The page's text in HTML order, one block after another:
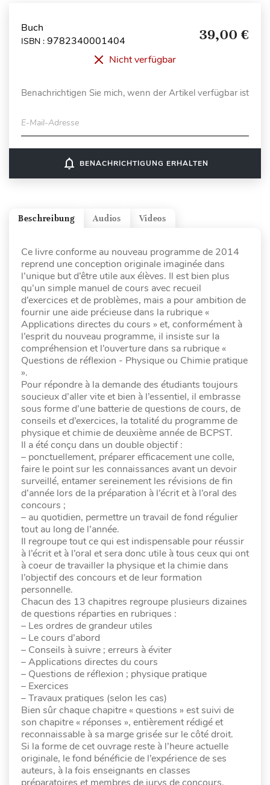
Buch
ISBN : 9782340001404 39,00 €
Nicht verfügbar
Benachrichtigen Sie mich, wenn der Artikel verfügbar ist
E-Mail-Adresse
notifications_none BENACHRICHTIGUNG ERHALTEN
Videos
Audios
Beschreibung
Ce livre conforme au nouveau programme de 2014
reprend une conception originale imaginée dans
l’unique but d’être utile aux élèves. Il est bien plus
qu’un simple manuel de cours avec recueil
d’exercices et de problèmes, mais a pour ambition de
fournir une aide précieuse dans la rubrique «
Applications directes du cours » et, conformément à
l’esprit du nouveau programme, il insiste sur la
compréhension et l’ouverture dans sa rubrique «
Questions de réflexion - Physique ou Chimie pratique
».
Pour répondre à la demande des étudiants toujours
soucieux d’aller vite et bien à l’essentiel, il embrasse
sous forme d’une batterie de questions de cours, de
conseils et d’exercices, la totalité du programme de
physique et chimie de deuxième année de BCPST.
Il a été conçu dans un double objectif :
– ponctuellement, préparer efficacement une colle,
faire le point sur les connaissances avant un devoir
surveillé, entamer sereinement les révisions de fin
d’année lors de la préparation à l’écrit et à l’oral des
concours ;
– au quotidien, permettre un travail de fond régulier
tout au long de l’année.
Il regroupe tout ce qui est indispensable pour réussir
à l’écrit et à l’oral et sera donc utile à tous ceux qui ont
à coeur de travailler la physique et la chimie dans
l’objectif des concours et de leur formation
personnelle.
Chacun des 13 chapitres regroupe plusieurs dizaines
de questions réparties en rubriques :
– Les ordres de grandeur utiles
– Le cours d’abord
– Conseils à suivre ; erreurs à éviter
– Applications directes du cours
– Questions de réflexion ; physique pratique
– Exercices
– Travaux pratiques (selon les cas)
Bien sûr chaque chapitre « questions » est suivi de
son chapitre « réponses », entièrement rédigé et
reconnaissable à sa marge grisée sur le côté droit.
Si la forme de cet ouvrage reste à l’heure actuelle
originale, le fond bénéficie de l’expérience de ses
auteurs, à la fois enseignants en classes